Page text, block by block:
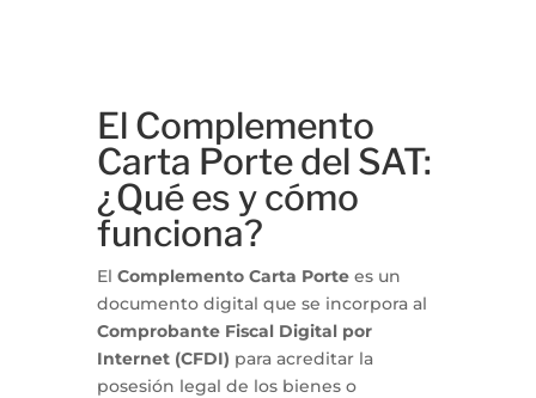
El Complemento
Carta Porte del SAT:
¿Qué es y cómo
funciona?
El Complemento Carta Portees un
documento digital que se incorpora al
Comprobante Fiscal Digital por
Internet (CFDI) para acreditar la
posesión legal de los bienes o